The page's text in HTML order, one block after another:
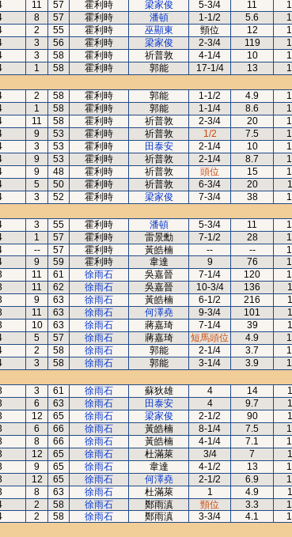
11 57 霍利時 梁家俊 5-3/4 11
8 57 霍利時 潘頓 1-1/2 5.6
2 55 霍利時 巫顯東 頸位 12
3 56 霍利時 梁家俊 2-3/4 119
3 58 霍利時 祈普敦 4-1/4 10
1 58 霍利時 郭能 17-1/4 13
2 58 霍利時 郭能 1-1/2 4.9
1 58 霍利時 郭能 1-1/4 8.6
11 58 霍利時 祈普敦 2-3/4 20
9 53 霍利時 祈普敦 1/2 7.5
3 53 霍利時 田泰安 2-1/4 10
9 53 霍利時 祈普敦 2-1/4 8.7
9 48 霍利時 祈普敦 頭位 15
5 50 霍利時 祈普敦 6-3/4 20
3 52 霍利時 梁家俊 7-3/4 38
3 55 霍利時 潘頓 5-3/4 11
1 57 霍利時 雷景勳 7-1/2 28
-- 57 霍利時 黃皓楠 -- --
9 59 霍利時 韋達 9 76
11 61 徐雨石 吳嘉晉 7-1/4 120
11 62 徐雨石 吳嘉晉 10-3/4 136
9 63 徐雨石 黃皓楠 6-1/2 216
11 63 徐雨石 何澤堯 9-3/4 101
10 63 徐雨石 蔣嘉琦 7-1/4 39
5 57 徐雨石 蔣嘉琦 短馬頭位 4.9
2 58 徐雨石 郭能 2-1/4 3.7
3 58 徐雨石 郭能 3-1/4 3.9
3 61 徐雨石 蘇狄雄 4 14
6 63 徐雨石 田泰安 4 9.7
12 65 徐雨石 梁家俊 2-1/2 90
6 66 徐雨石 黃皓楠 8-1/4 7.5
8 66 徐雨石 黃皓楠 4-1/4 7.1
12 65 徐雨石 杜滿萊 3/4 7
9 65 徐雨石 韋達 4-1/2 13
12 65 徐雨石 何澤堯 2-1/2 6.9
8 63 徐雨石 杜滿萊 1 4.9
2 58 徐雨石 鄭雨滇 頸位 3.3
2 58 徐雨石 鄭雨滇 3-3/4 4.1